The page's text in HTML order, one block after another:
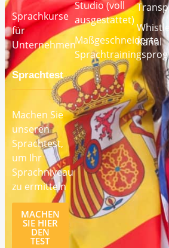
Sprachkurse
für
Unternehmen
Sprachtest
Machen Sie
unseren
Sprachtest,
um Ihr
Sprachniveau
zu ermitteln
MACHEN
SIE HIER
DEN
TEST
Studio (voll
ausgestattet)
Maßgeschneiderte
Kanal